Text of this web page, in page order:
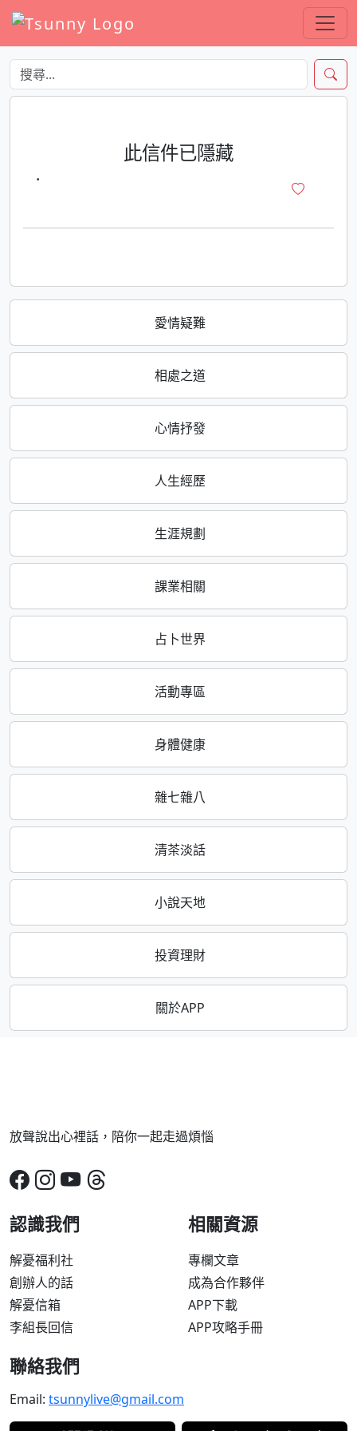
愛情疑難
相處之道
心情抒發
人生經歷
生涯規劃
課業相關
占卜世界
活動專區
身體健康
雜七雜八
清茶淡話
小說天地
投資理財
關於APP
此信件已隱藏
·
放聲說出心裡話，陪你一起走過煩惱
認識我們
解憂福利社
創辦人的話
解憂信箱
李組長回信
相關資源
專欄文章
成為合作夥伴
APP下載
APP攻略手冊
聯絡我們
Email: tsunnylive@gmail.com